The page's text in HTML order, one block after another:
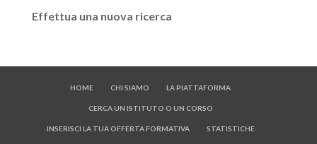
Effettua una nuova ricerca
HOME CHI SIAMO LA PIATTAFORMA
CERCA UN ISTITUTO O UN CORSO
INSERISCI LA TUA OFFERTA FORMATIVA STATISTICHE